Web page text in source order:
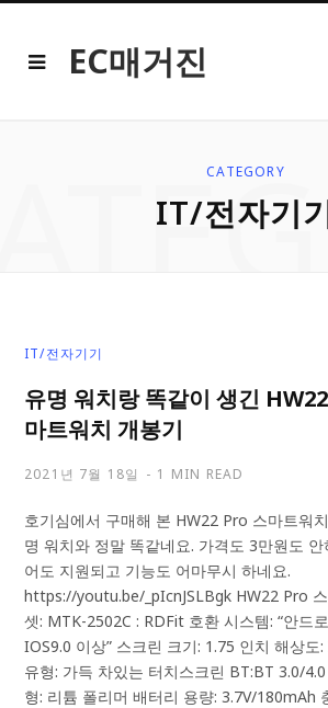
EC매거진
CATEGORY
IT/전자기
IT/전자기기
유명 워치랑 똑같이 생긴
마트워치 개봉기
2021년 7월 18일 1 MIN READ
호기심에서 구매해 본 HW22 Pro 스마트워
명 워치와 정말 똑같네요. 가격도 3만원도
어도 지원되고 기능도 어마무시 하네요.
https://youtu.be/_pIcnJSLBgk HW22 Pro
셋: MTK-2502C : RDFit 호환 시스템: “안드
IOS9.0 이상” 스크린 크기: 1.75 인치 해상
유형: 가득 차있는 터치스크린 BT:BT 3.0/
형: 리튬 폴리머 배터리 용량: 3.7V/180mAh